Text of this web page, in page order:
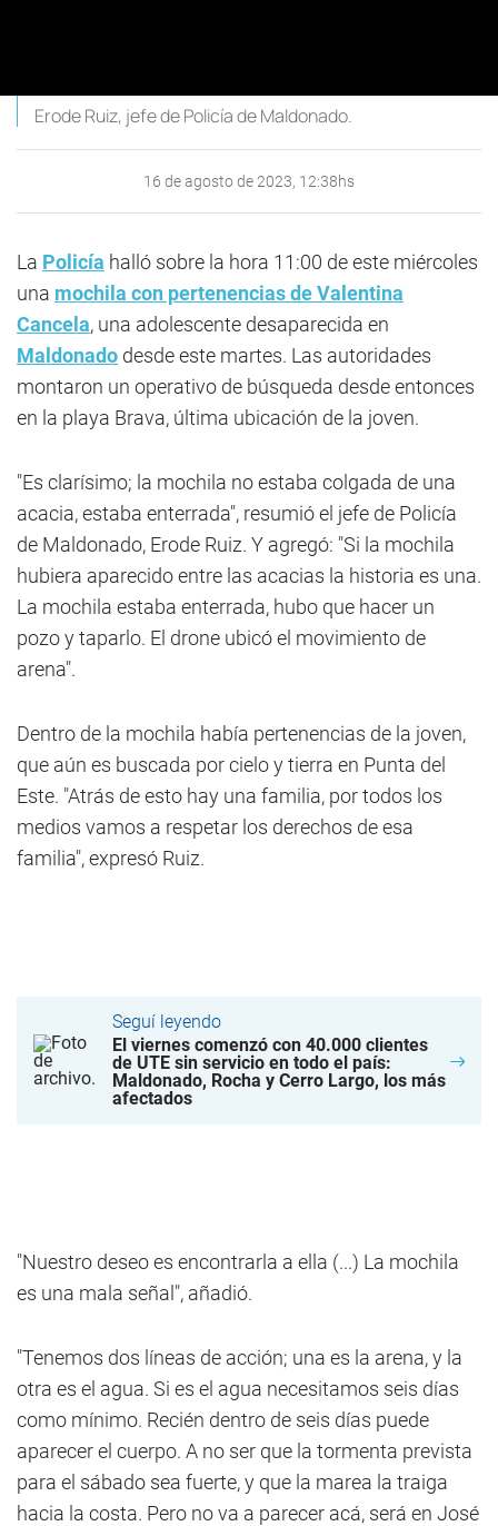
Erode Ruiz, jefe de Policía de Maldonado.
16 de agosto de 2023, 12:38hs
La Policía halló sobre la hora 11:00 de este miércoles
una mochila con pertenencias deValentina
Cancela, una adolescente desaparecida en
Maldonado desde este martes. Las autoridades
montaron un operativo de búsqueda desde entonces
en la playa Brava, última ubicación de la joven.
"Es clarísimo; la mochila no estaba colgada de una
acacia, estaba enterrada", resumió el jefe de Policía
de Maldonado, Erode Ruiz. Y agregó: "Si la mochila
hubiera aparecido entre las acacias la historia es una.
La mochila estaba enterrada, hubo que hacer un
pozo y taparlo. El drone ubicó el movimiento de
arena".
Dentro de la mochila había pertenencias de la joven,
que aún es buscada por cielo y tierra en Punta del
Este. "Atrás de esto hay una familia, por todos los
medios vamos a respetar los derechos de esa
familia", expresó Ruiz.
Seguí leyendo
El viernes comenzó con 40.000 clientes
de UTE sin servicio en todo el país:
Maldonado, Rocha y Cerro Largo, los más
afectados
"Nuestro deseo es encontrarla a ella (...) La mochila
es una mala señal", añadió.
"Tenemos dos líneas de acción; una es la arena, y la
otra es el agua. Si es el agua necesitamos seis días
como mínimo. Recién dentro de seis días puede
aparecer el cuerpo. A no ser que la tormenta prevista
para el sábado sea fuerte, y que la marea la traiga
hacia la costa. Pero no va a parecer acá, será en José